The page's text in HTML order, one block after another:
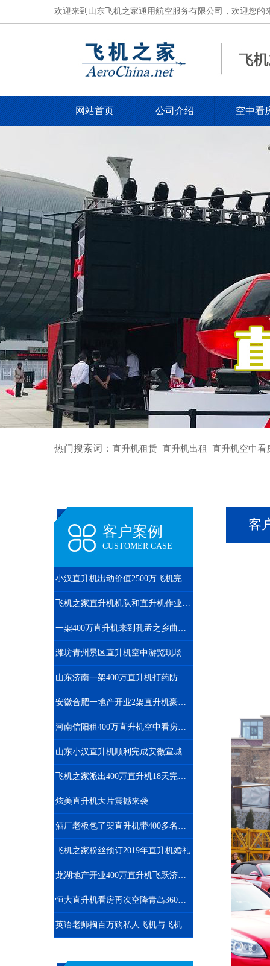
欢迎来到山东飞机之家通用航空服务有限公司，欢迎您的
网站首页 公司介绍 空中看
热门搜索词： 直升机租赁 直升机出租 直升机空中看
客户案例
CUSTOMER CASE
小汉直升机出动价值2500万飞机完成2次马拉松直升机航拍直播
飞机之家直升机机队和直升机作业运输车辆
一架400万直升机来到孔孟之乡曲阜航空科普
潍坊青州景区直升机空中游览现场人山人海
山东济南一架400万直升机打药防治春尺蠖
安徽合肥一地产开业2架直升机豪车助阵
河南信阳租400万直升机空中看房短视频600万播放
山东小汉直升机顺利完成安徽宣城直升机航测作业
飞机之家派出400万直升机18天完成云南昆明直升机航测
炫美直升机大片震撼来袭
酒厂老板包了架直升机带400多名员工空中游览西柏坡
飞机之家粉丝预订2019年直升机婚礼
龙湖地产开业400万直升机飞跃济南东CBD
恒大直升机看房再次空降青岛360度空中看楼盘
英语老师掏百万购私人飞机与飞机之家开展直升机租赁业务
客